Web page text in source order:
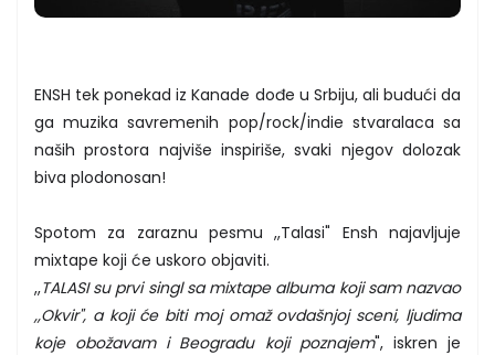
ENSH tek ponekad iz Kanade dođe u Srbiju, ali budući da
ga muzika savremenih pop/rock/indie stvaralaca sa
naših prostora najviše inspiriše, svaki njegov dolozak
biva plodonosan!
Spotom za zaraznu pesmu ,,Talasi" Ensh najavljuje
mixtape koji će uskoro objaviti.
,,TALASI su prvi singl sa mixtape albuma koji sam nazvao
,,Okvir", a koji će biti moj omaž ovdašnjoj sceni, ljudima
koje obožavam i Beogradu koji poznajem", iskren je